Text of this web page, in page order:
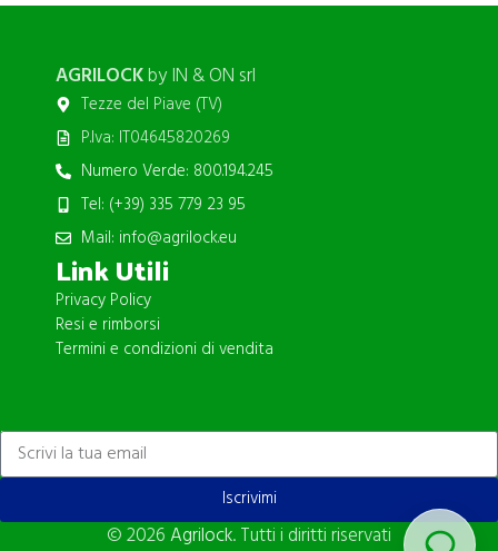
AGRILOCKby IN & ON srl
Tezze del Piave (TV)
P.Iva: IT04645820269
Numero Verde: 800.194.245
Tel: (+39) 335 779 23 95
Mail: info@agrilock.eu
Link Utili
Privacy Policy
Resi e rimborsi
Termini e condizioni di vendita
ISCRIVITI ALLA NEWSLETTER
Iscrivimi
© 2026Agrilock. Tutti i diritti riservati